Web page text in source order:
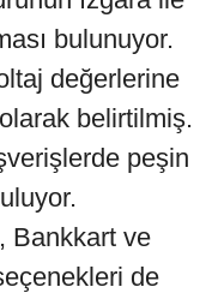
bulunuyor.
değerlerine
belirtilmiş.
peşin
Bankkart ve
de